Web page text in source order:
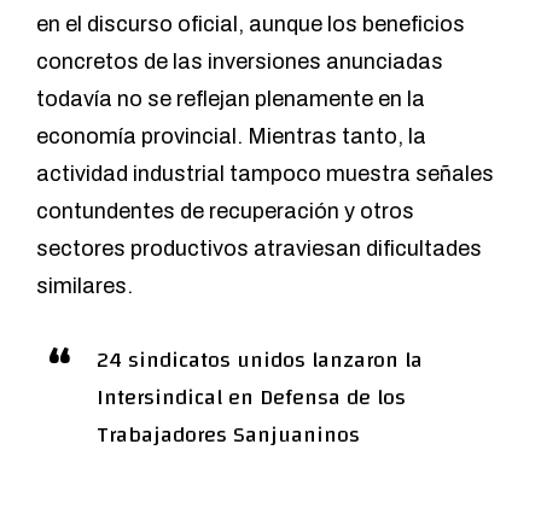
en el discurso oficial, aunque los beneficios
concretos de las inversiones anunciadas
todavía no se reflejan plenamente en la
economía provincial. Mientras tanto, la
actividad industrial tampoco muestra señales
contundentes de recuperación y otros
sectores productivos atraviesan dificultades
similares.
24 sindicatos unidos lanzaron la
Intersindical en Defensa de los
Trabajadores Sanjuaninos